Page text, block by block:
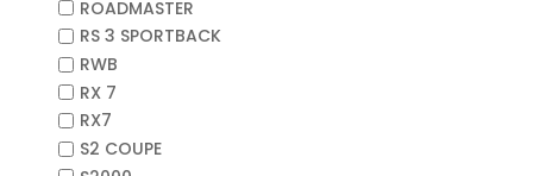
ROADMASTER
RS 3 SPORTBACK
RWB
RX 7
RX7
S2 COUPE